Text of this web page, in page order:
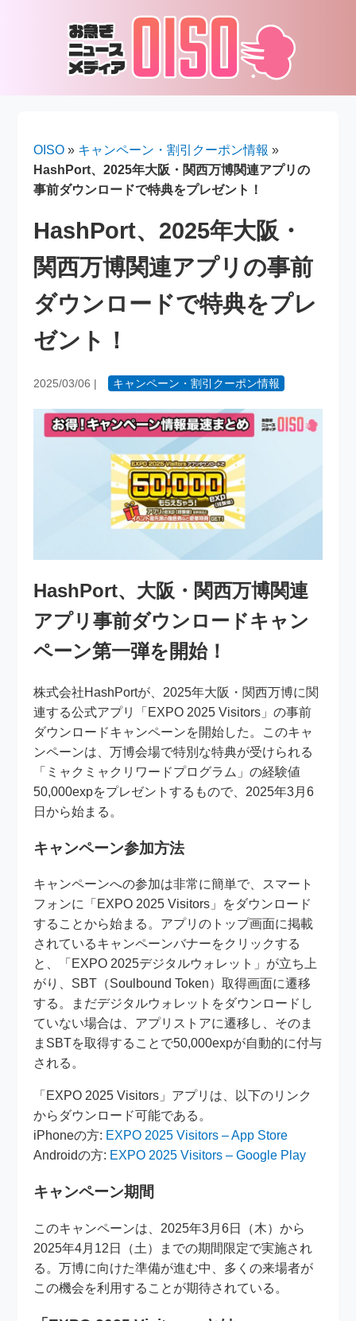
OISO » キャンペーン・割引クーポン情報 »
HashPort、2025年大阪・関西万博関連アプリの
事前ダウンロードで特典をプレゼント！
HashPort、2025年大阪・
関西万博関連アプリの事前
ダウンロードで特典をプレ
ゼント！
2025/03/06 | キャンペーン・割引クーポン情報
HashPort、大阪・関西万博関連
アプリ事前ダウンロードキャン
ペーン第一弾を開始！
株式会社HashPortが、2025年大阪・関西万博に関
連する公式アプリ「EXPO 2025 Visitors」の事前
ダウンロードキャンペーンを開始した。このキャ
ンペーンは、万博会場で特別な特典が受けられる
「ミャクミャクリワードプログラム」の経験値
50,000expをプレゼントするもので、2025年3月6
日から始まる。
キャンペーン参加方法
キャンペーンへの参加は非常に簡単で、スマート
フォンに「EXPO 2025 Visitors」をダウンロード
することから始まる。アプリのトップ画面に掲載
されているキャンペーンバナーをクリックする
と、「EXPO 2025デジタルウォレット」が立ち上
がり、SBT（Soulbound Token）取得画面に遷移
する。まだデジタルウォレットをダウンロードし
ていない場合は、アプリストアに遷移し、そのま
まSBTを取得することで50,000expが自動的に付与
される。
「EXPO 2025 Visitors」アプリは、以下のリンク
からダウンロード可能である。
iPhoneの方: EXPO 2025 Visitors – App Store
Androidの方: EXPO 2025 Visitors – Google Play
キャンペーン期間
このキャンペーンは、2025年3月6日（木）から
2025年4月12日（土）までの期間限定で実施され
る。万博に向けた準備が進む中、多くの来場者が
この機会を利用することが期待されている。